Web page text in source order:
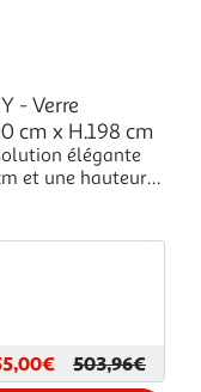
- Verre
cm x H.198 cm
élégante
et une hauteur
503,96€